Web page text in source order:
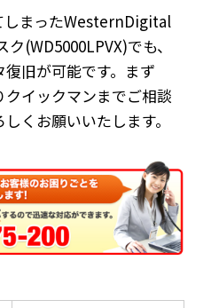
しまったWesternDigital
(WD5000LPVX)でも、
旧が可能です。まず
イックマンまでご相談
くお願いいたします。